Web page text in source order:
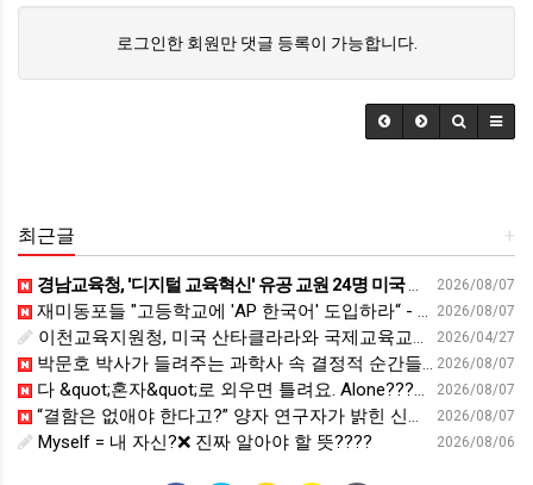
로그인한 회원만 댓글 등록이 가능합니다.
+
최근글
2026/08/07
경남교육청, '디지털 교육혁신' 유공 교원 24명 미국 연수 - 연합뉴스
2026/08/07
재미동포들 "고등학교에 'AP 한국어' 도입하라“ - 재외동포신문
2026/04/27
이천교육지원청, 미국 산타클라라와 국제교육교류 파트너십 회의 개최:경인투데이뉴스 - 경인투데이뉴스
2026/08/07
박문호 박사가 들려주는 과학사 속 결정적 순간들! 직관을 뛰어넘는 과학적 통찰 : 생각하는 청소년을 위한 과학 시리즈 1부(feat.박문호 박사)
2026/08/07
다 &quot;혼자&quot;로 외우면 틀려요. Alone????By myself????On my own
2026/08/07
“결함은 없애야 한다고?” 양자 연구자가 밝힌 신비: 없애려던 흠이 무기가 되는 방법 | 이정현 KIST 양자기술연구단 선임연구원 | 양자 컴퓨터 인생 | 세바시 2121회
2026/08/06
Myself = 내 자신?❌ 진짜 알아야 할 뜻????